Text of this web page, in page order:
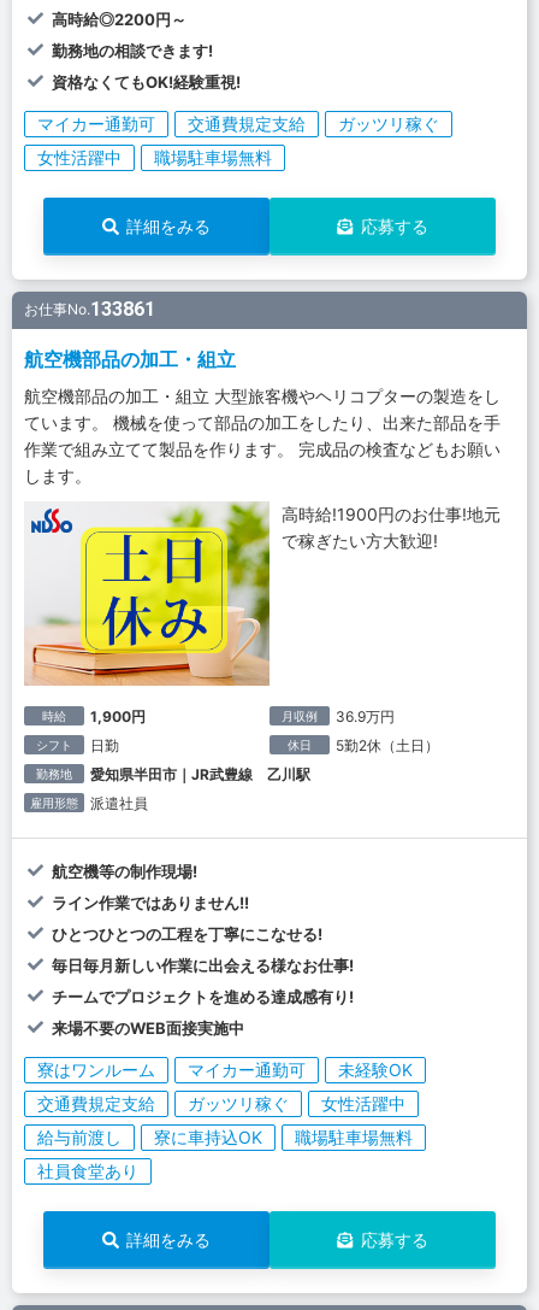
高時給◎2200円～
勤務地の相談できます!
資格なくてもOK!経験重視!
マイカー通勤可 交通費規定支給
ガッツリ稼ぐ
女性活躍中
職場駐車場無料
詳細をみる 応募する
お仕事No.133861
航空機部品の加工・組立
航空機部品の加工・組立 大型旅客機やヘリコプターの製造をし
ています。 機械を使って部品の加工をしたり、出来た部品を手
作業で組み立てて製品を作ります。 完成品の検査などもお願い
します。
高時給!1900円のお仕事!地元
で稼ぎたい方大歓迎!
時給 1,900円 月収例 36.9万円
シフト 日勤 休日 5勤2休（土日）
勤務地 愛知県半田市｜JR武豊線 乙川駅
雇用形態 派遣社員
航空機等の制作現場!
ライン作業ではありません!!
ひとつひとつの工程を丁寧にこなせる!
毎日毎月新しい作業に出会える様なお仕事!
チームでプロジェクトを進める達成感有り!
来場不要のWEB面接実施中
寮はワンルーム マイカー通勤可
未経験OK
交通費規定支給
ガッツリ稼ぐ
女性活躍中
給与前渡し
寮に車持込OK
職場駐車場無料
社員食堂あり
詳細をみる 応募する